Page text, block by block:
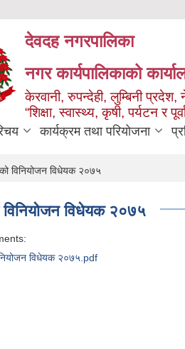
देवदह नगरपालिका
नगर कार्यपालिकाको
केरवानी, रुपन्देही, लुम्बिनी प्रदेश,
“शिक्षा, स्वास्थ्य, कृषी, पर्यटन र
कार्यक्रम तथा परियोजना
विनियोजन विधेयक २०७५
विनियोजन विधेयक २०७५
विधेयक २०७५.pdf